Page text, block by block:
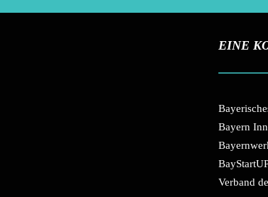
EINE
Bayern
Verband